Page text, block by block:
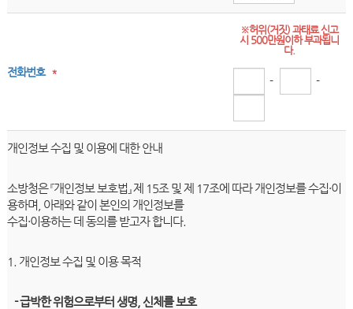
전화번호 *
※허위(거짓) 과태료 신고
시 500만원이하 부과됩니
다.
- -
개인정보 수집 및 이용에 대한 안내
소방청은 『개인정보 보호법』 제 15조 및 제 17조에 따라 개인정보를 수집·이
용하며, 아래와 같이 본인의 개인정보를
수집·이용하는 데 동의를 받고자 합니다.
1. 개인정보 수집 및 이용 목적
- 급박한 위험으로부터 생명, 신체를 보호